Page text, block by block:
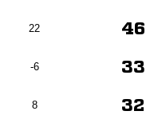
22 46
-6 33
8 32